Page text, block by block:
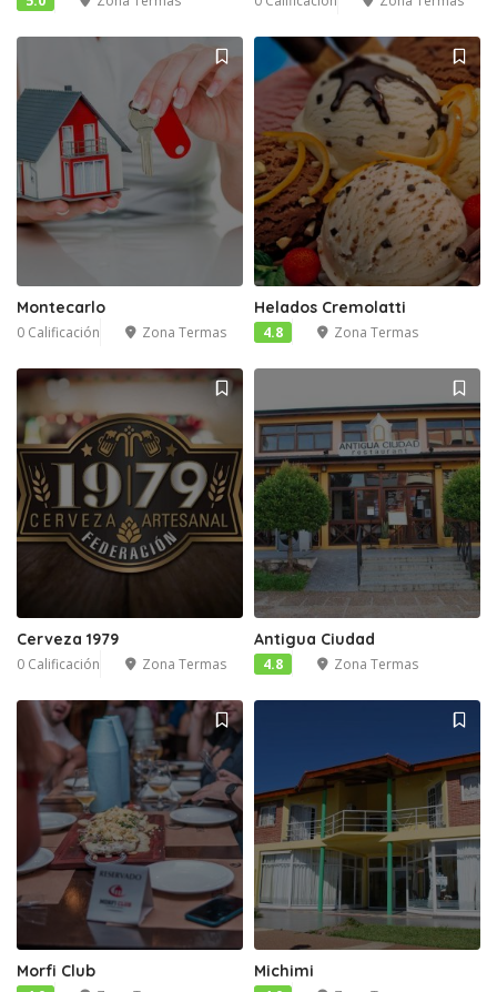
Montecarlo
0 Calificación Zona Termas
Helados Cremolatti
4.8 Zona Termas
Cerveza 1979
0 Calificación Zona Termas
Antigua Ciudad
4.8 Zona Termas
Morfi Club Michimi